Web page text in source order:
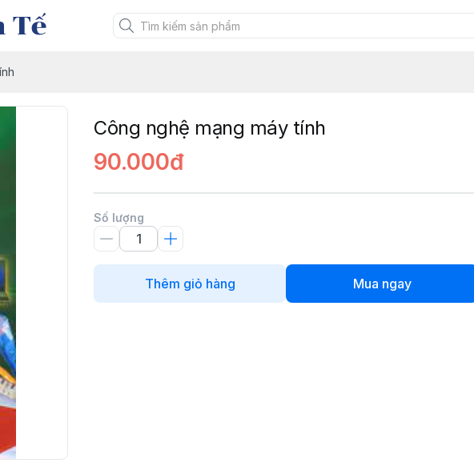
Tế
Công nghệ mạng máy tính
90.000đ
Số lượng
Thêm giỏ hàng Mua ngay